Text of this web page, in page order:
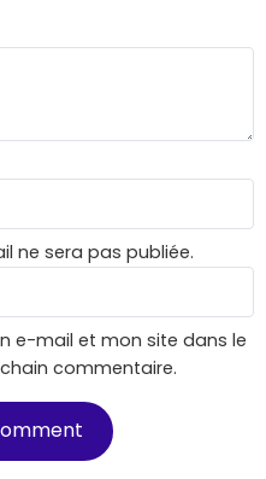
ne sera pas publiée.
e-mail et mon site dans le
commentaire.